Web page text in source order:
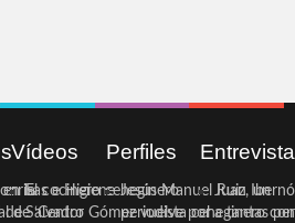
en la
de
e Higiene
de ‘Centro
Vídeos
El cocinero ceheginero
Salvador Gómez vuelve por
Perfiles
Jesús Manuel Ruiz, un
periodista ceheginero con
Juan
a tantas